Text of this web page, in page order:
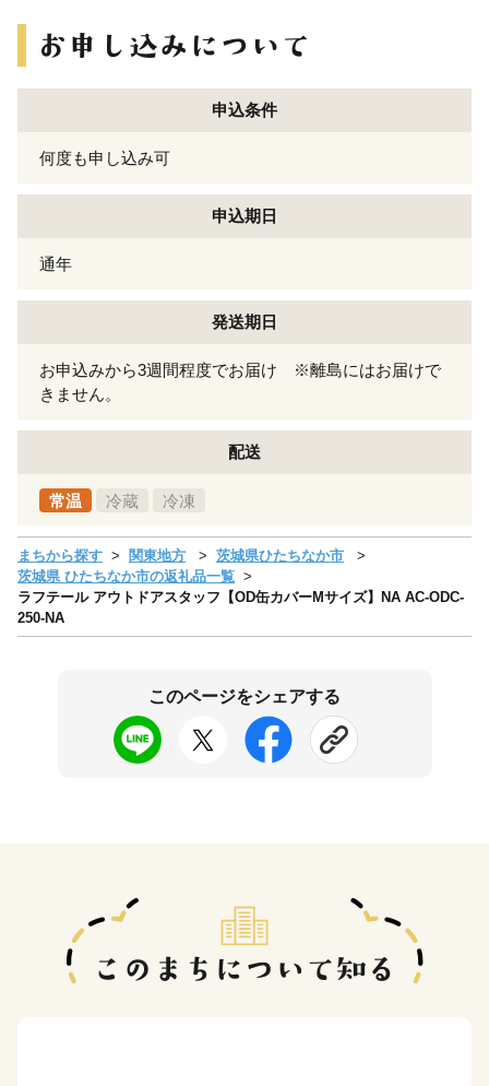
申込条件
何度も申し込み可
申込期日
通年
発送期日
お申込みから3週間程度でお届け ※離島にはお届けで
きません。
配送
常温 冷蔵 冷凍
まちから探す 関東地方
茨城県ひたちなか市
茨城県 ひたちなか市の返礼品一覧
ラフテール アウトドアスタッフ【OD缶カバーMサイズ】NA AC-ODC-
250-NA
このページをシェアする